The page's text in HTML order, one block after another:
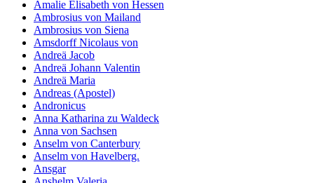
Amalie Elisabeth von Hessen
Ambrosius von Mailand
Ambrosius von Siena
Amsdorff Nicolaus von
Andreä Jacob
Andreä Johann Valentin
Andreä Maria
Andreas (Apostel)
Andronicus
Anna Katharina zu Waldeck
Anna von Sachsen
Anselm von Canterbury
Anselm von Havelberg.
Ansgar